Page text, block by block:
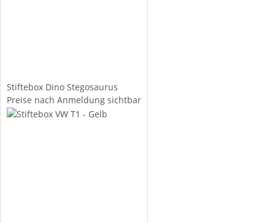
Stiftebox Dino Stegosaurus
Preise nach Anmeldung sichtbar